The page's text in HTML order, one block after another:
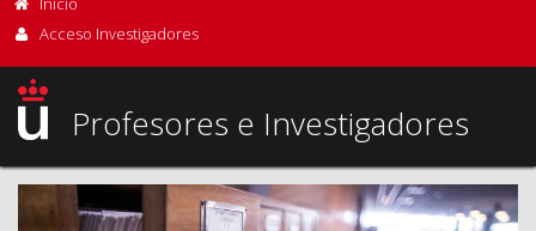
Acceso Investigadores
Profesores e Investigadores